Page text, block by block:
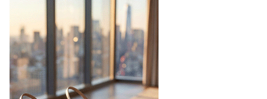
перевыпустил свой хит - кроссовки
Bubble
Популярный силуэт бренда,1999 года выпуска,
соответствует сегодняшнему тренду на
сникерины (гибридный вариант балеток и
кроссовок обтекаемой формы и с тонкой подошвой).